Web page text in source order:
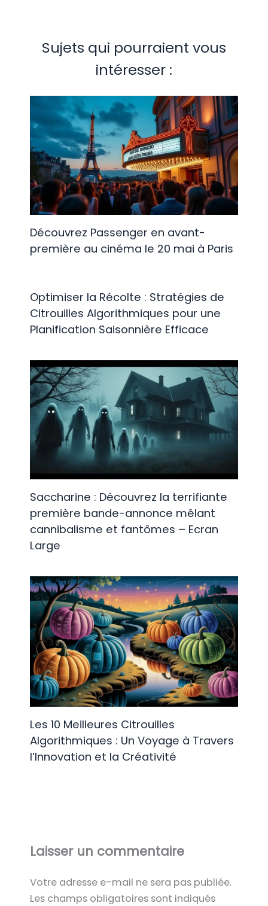
Sujets qui pourraient vous
intéresser :
Découvrez Passenger en avant-
première au cinéma le 20 mai à Paris
Optimiser la Récolte : Stratégies de
Citrouilles Algorithmiques pour une
Planification Saisonnière Efficace
Saccharine : Découvrez la terrifiante
première bande-annonce mêlant
cannibalisme et fantômes – Ecran
Large
Les 10 Meilleures Citrouilles
Algorithmiques : Un Voyage à Travers
l’Innovation et la Créativité
Laisser un commentaire
Votre adresse e-mail ne sera pas publiée.
Les champs obligatoires sont indiqués